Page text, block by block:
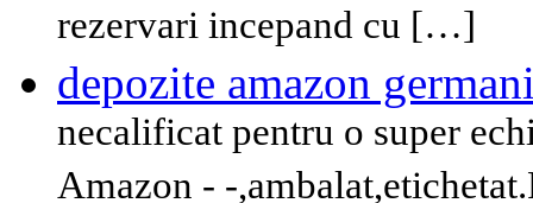
rezervari incepand cu […]
depozite amazon
necalificat pentru o super
Amazon - -